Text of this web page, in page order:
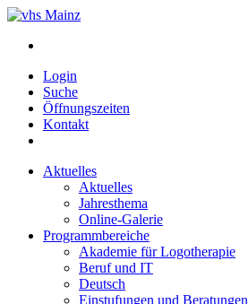
Login
Suche
Öffnungszeiten
Kontakt
Aktuelles
Aktuelles
Jahresthema
Online-Galerie
Programmbereiche
Akademie für Logotherapie
Beruf und IT
Deutsch
Einstufungen und Beratungen